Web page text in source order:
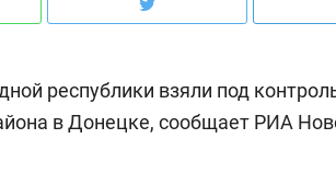
республики взяли под
в Донецке, сообщает РИА